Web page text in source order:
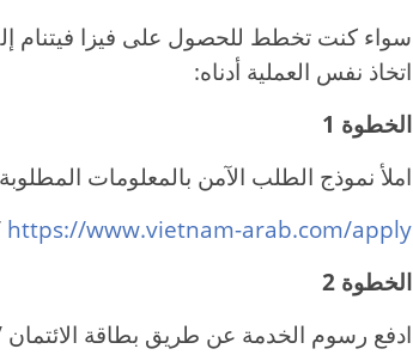
سواء كنت تخطط للحصول على فيزا فيتنام
اتخاذ نفس العملية أدناه:
الخطوة 1
املأ نموذج الطلب الآمن بالمعلومات
https://www.vietnam-arab.com/apply
الخطوة 2
ادفع رسوم الخدمة عن طريق بطاقة